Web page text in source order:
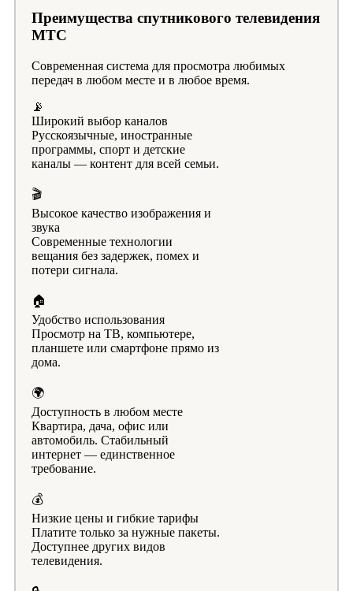
Преимущества спутникового телевидения
МТС
Современная система для просмотра любимых
передач в любом месте и в любое время.
📡
Широкий выбор каналов
Русскоязычные, иностранные
программы, спорт и детские
каналы — контент для всей семьи.
🎬
Высокое качество изображения и
звука
Современные технологии
вещания без задержек, помех и
потери сигнала.
🏠
Удобство использования
Просмотр на ТВ, компьютере,
планшете или смартфоне прямо из
дома.
🌍
Доступность в любом месте
Квартира, дача, офис или
автомобиль. Стабильный
интернет — единственное
требование.
💰
Низкие цены и гибкие тарифы
Платите только за нужные пакеты.
Доступнее других видов
телевидения.